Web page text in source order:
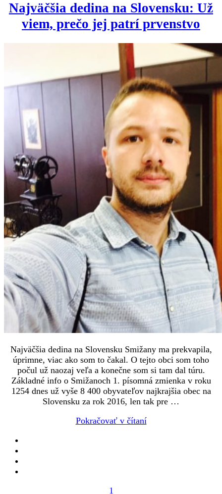
Najväčšia dedina na Slovensku: Už
viem, prečo jej patrí prvenstvo
Najväčšia dedina na Slovensku Smižany ma prekvapila,
úprimne, viac ako som to čakal. O tejto obci som toho
počul už naozaj veľa a konečne som si tam dal túru.
Základné info o Smižanoch 1. písomná zmienka v roku
1254 dnes už vyše 8 400 obyvateľov najkrajšia obec na
Slovensku za rok 2016, len tak pre …
Pokračovať v čítaní
1